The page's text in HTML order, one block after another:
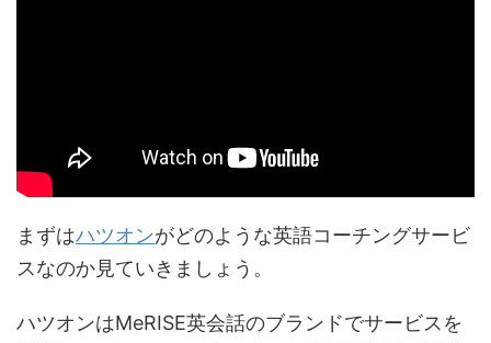
まずはハツオンがどのような英語コーチングサービ
スなのか見ていきましょう。
ハツオンはMeRISE英会話のブランドでサービスを